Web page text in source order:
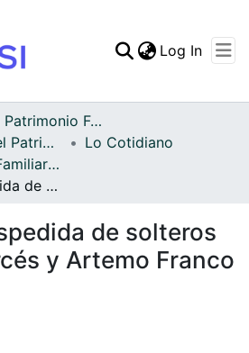
Statistics
Log In
Archivo del Patrimonio Fotográfico y Fílmico del Valle del Cauca
Fondo Archivo del Patrimonio Fotográfico y Fílmico del Valle del Cauca
Lo Cotidiano
APFFVC - Fotos Familiares - Patrimonial
Fiesta de despedida de solteros de Lucía Garcés y Artemo Franco
de solteros
y Artemo Franco